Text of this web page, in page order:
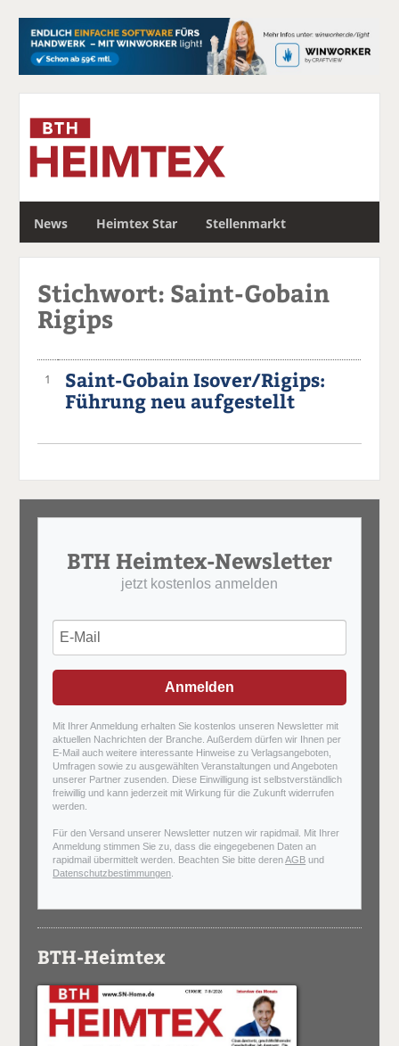
News Heimtex Star Stellenmarkt
c
Stichwort: Saint-Gobain
Rigips
1
Saint-Gobain Isover/Rigips:
Führung neu aufgestellt
BTH Heimtex-Newsletter
jetzt kostenlos anmelden
Anmelden
Mit Ihrer Anmeldung erhalten Sie kostenlos unseren Newsletter mit
aktuellen Nachrichten der Branche. Außerdem dürfen wir Ihnen per
E-Mail auch weitere interessante Hinweise zu Verlagsangeboten,
Umfragen sowie zu ausgewählten Veranstaltungen und Angeboten
unserer Partner zusenden. Diese Einwilligung ist selbstverständlich
freiwillig und kann jederzeit mit Wirkung für die Zukunft widerrufen
werden.
Für den Versand unserer Newsletter nutzen wir rapidmail. Mit Ihrer
Anmeldung stimmen Sie zu, dass die eingegebenen Daten an
rapidmail übermittelt werden. Beachten Sie bitte derenAGB und
Datenschutzbestimmungen
BTH-Heimtex